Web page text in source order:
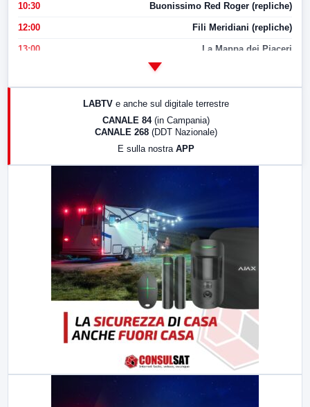
10:30 Buonissimo Red Roger (repliche)
12:00 Fili Meridiani (repliche)
13:00 La Mappa dei Piaceri
LABTV e anche sul digitale terrestre
CANALE 84 (in Campania)
CANALE 268 (DDT Nazionale)
E sulla nostra APP